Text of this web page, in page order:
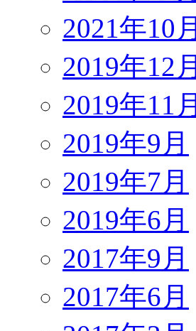
2021年10月
2019年12月
2019年11月
2019年9月
2019年7月
2019年6月
2017年9月
2017年6月